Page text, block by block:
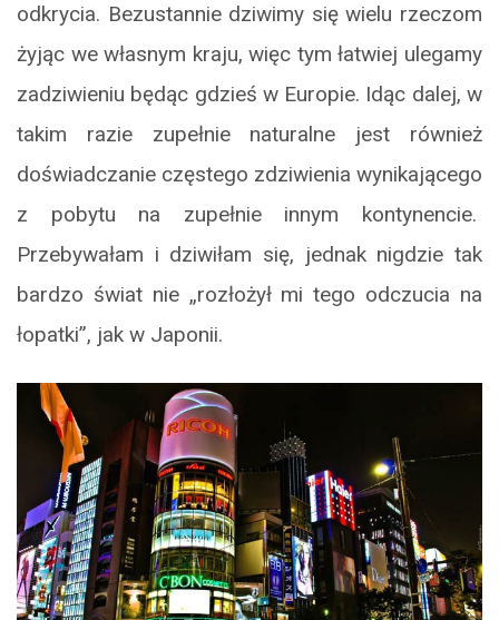
odkrycia. Bezustannie dziwimy się wielu rzeczom
żyjąc we własnym kraju, więc tym łatwiej ulegamy
zadziwieniu będąc gdzieś w Europie. Idąc dalej, w
takim razie zupełnie naturalne jest również
doświadczanie częstego zdziwienia wynikającego
z pobytu na zupełnie innym kontynencie.
Przebywałam i dziwiłam się, jednak nigdzie tak
bardzo świat nie „rozłożył mi tego odczucia na
łopatki”, jak w Japonii.